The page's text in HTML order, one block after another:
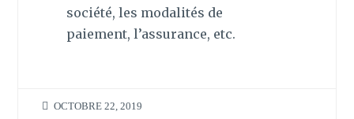
société, les modalités de
paiement, l’assurance, etc.
OCTOBRE 22, 2019